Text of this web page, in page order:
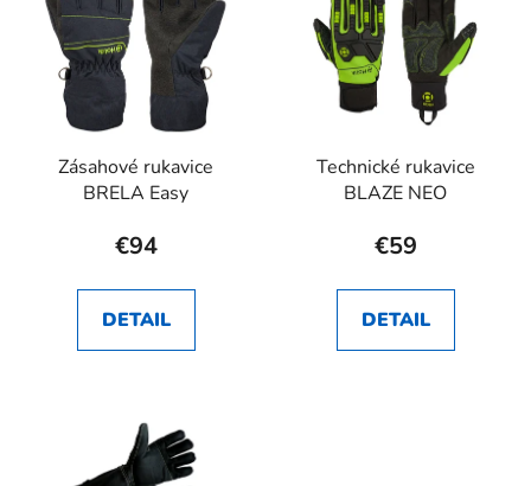
Zásahové rukavice
BRELA Easy
€94
DETAIL
Technické rukavice
BLAZE NEO
€59
DETAIL